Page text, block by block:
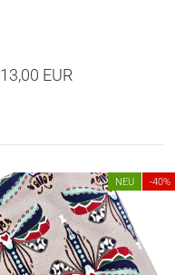
13,00 EUR
NEU -40%